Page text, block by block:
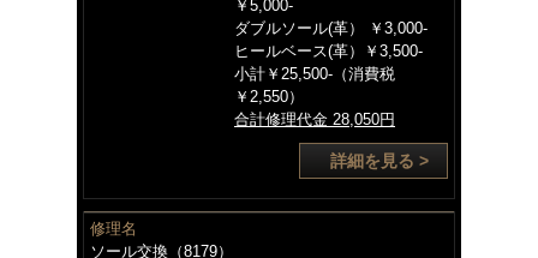
￥5,000-
ダブルソール(革） ￥3,000-
ヒールベース(革）￥3,500-
小計￥25,500-（消費税
￥2,550）
合計修理代金 28,050円
詳細を見る >
修理名
ソール交換（8179）